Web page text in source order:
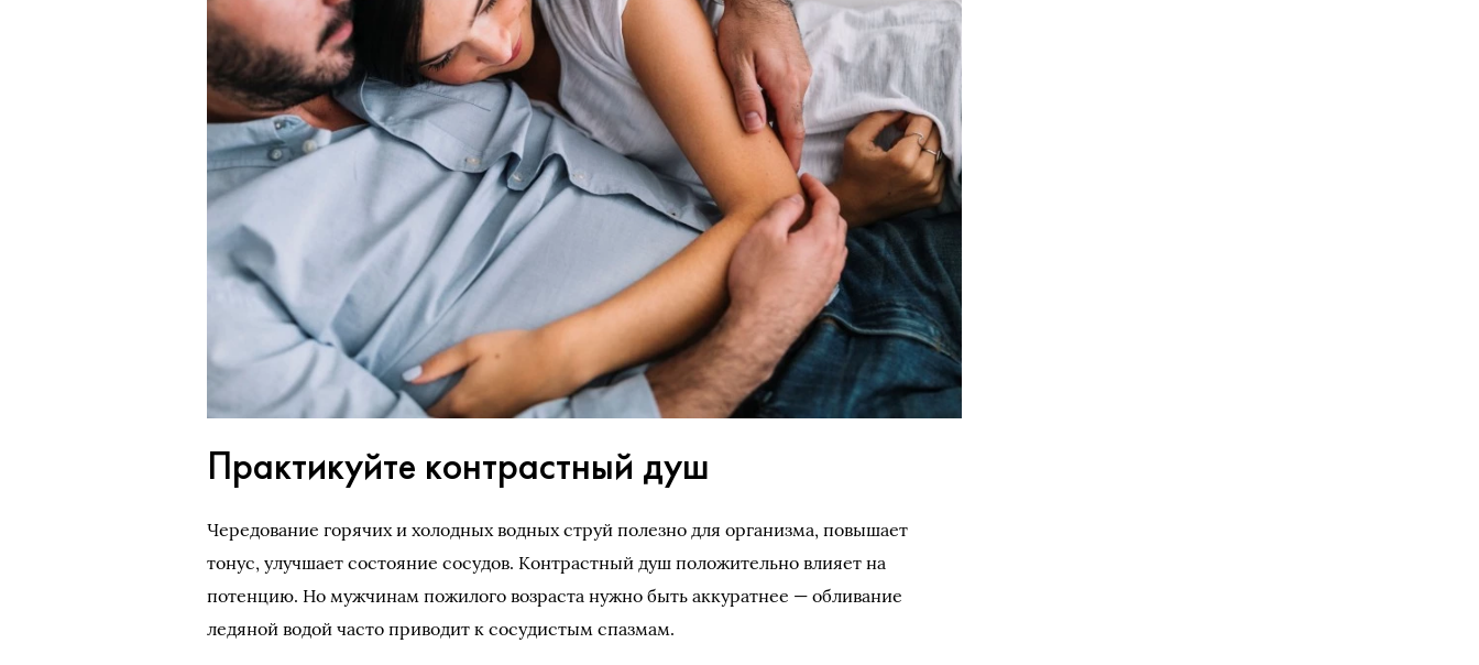
Практикуйте контрастный душ
Чередование горячих и холодных водных струй полезно для организма, повышает
тонус, улучшает состояние сосудов. Контрастный душ положительно влияет на
потенцию. Но мужчинам пожилого возраста нужно быть аккуратнее — обливание
ледяной водой часто приводит к сосудистым спазмам.